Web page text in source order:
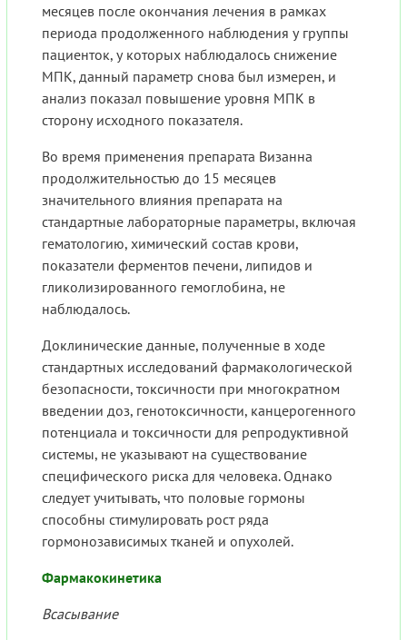
месяцев после окончания лечения в рамках
периода продолженного наблюдения у группы
пациенток, у которых наблюдалось снижение
МПК, данный параметр снова был измерен, и
анализ показал повышение уровня МПК в
сторону исходного показателя.
Во время применения препарата Визанна
продолжительностью до 15 месяцев
значительного влияния препарата на
стандартные лабораторные параметры, включая
гематологию, химический состав крови,
показатели ферментов печени, липидов и
гликолизированного гемоглобина, не
наблюдалось.
Доклинические данные, полученные в ходе
стандартных исследований фармакологической
безопасности, токсичности при многократном
введении доз, генотоксичности, канцерогенного
потенциала и токсичности для репродуктивной
системы, не указывают на существование
специфического риска для человека. Однако
следует учитывать, что половые гормоны
способны стимулировать рост ряда
гормонозависимых тканей и опухолей.
Фармакокинетика
Всасывание